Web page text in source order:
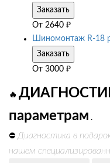
Заказать
От 2640 ₽
Шиномонтаж R-18
Заказать
От 3000 ₽
🔥
параметрам .
⛔ Диагностика в
нашем